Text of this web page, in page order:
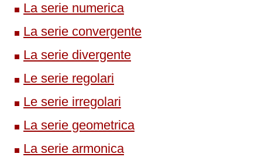
La serie numerica
La serie convergente
La serie divergente
Le serie regolari
Le serie irregolari
La serie geometrica
La serie armonica